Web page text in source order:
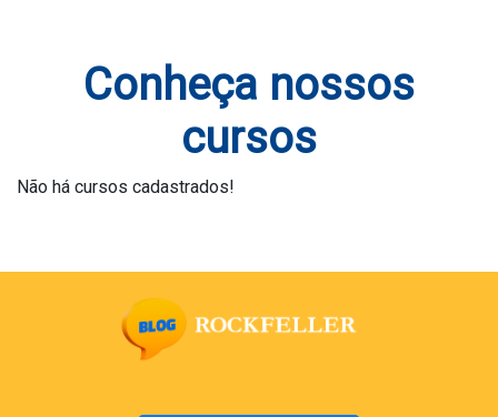
Conheça nossos
cursos
Não há cursos cadastrados!